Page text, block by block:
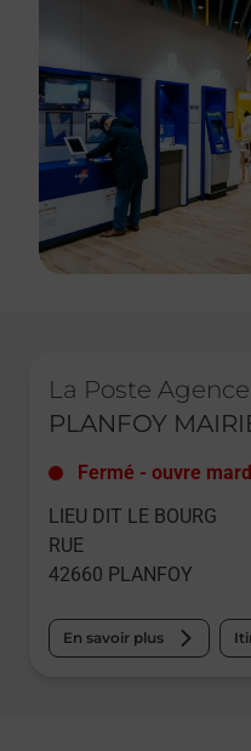
La Poste
PLANFOY
Fermé - ouvre
LIEU DIT LE BOURG
RUE
42660 PLANFOY
En savoir plus